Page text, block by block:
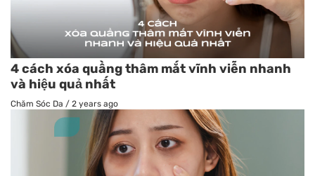
4 cách xóa quầng thâm mắt vĩnh viễn nhanh
và hiệu quả nhất
Chăm Sóc Da / 2 years ago